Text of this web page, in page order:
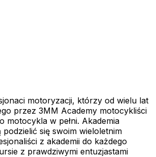
motoryzacji, którzy od wielu lat
przez 3MM Academy motocykliści
motocykla w pełni. Akademia
się swoim wieloletnim
z akademii do każdego
z prawdziwymi entuzjastami